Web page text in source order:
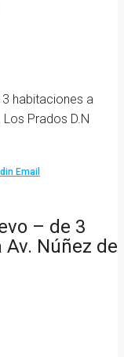
habitaciones a
Prados D.N
Email
– de 3
Núñez de